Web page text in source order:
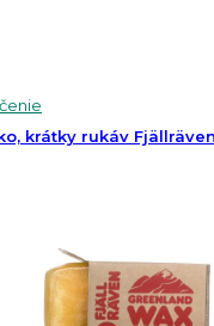
krátky rukáv